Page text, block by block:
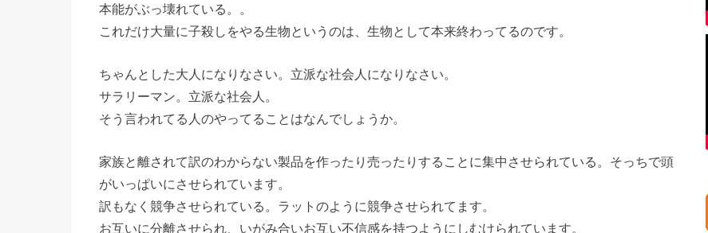
本能がぶっ壊れている。。
これだけ大量に子殺しをやる生物というのは、生物として本来終わってるのです。
ちゃんとした大人になりなさい。立派な社会人になりなさい。
サラリーマン。立派な社会人。
そう言われてる人のやってることはなんでしょうか。
家族と離されて訳のわからない製品を作ったり売ったりすることに集中させられている。そっちで頭
がいっぱいにさせられています。
訳もなく競争させられている。ラットのように競争させられてます。
お互いに分離させられ、いがみ合いお互い不信感を持つようにしむけられています。